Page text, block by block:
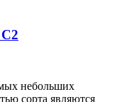
небольших
сорта являются